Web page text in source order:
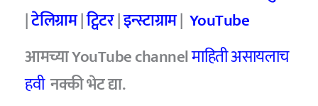
|टेलिग्राम|ट्विटर|इन्स्टाग्राम| YouTube
आमच्या YouTube channelमाहिती असायलाच
हवीनक्की भेट द्या.